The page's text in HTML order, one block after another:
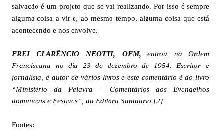
salvação é um projeto que se vai realizando. Por isso é sempre
alguma coisa a vir e, ao mesmo tempo, alguma coisa que está
acontecendo e nos envolve.
FREI CLARÊNCIO NEOTTI, OFM, entrou na Ordem
Franciscana no dia 23 de dezembro de 1954. Escritor e
jornalista, é autor de vários livros e este comentário é do livro
“Ministério da Palavra – Comentários aos Evangelhos
dominicais e Festivos”, da Editora Santuário.[2]
Fontes: